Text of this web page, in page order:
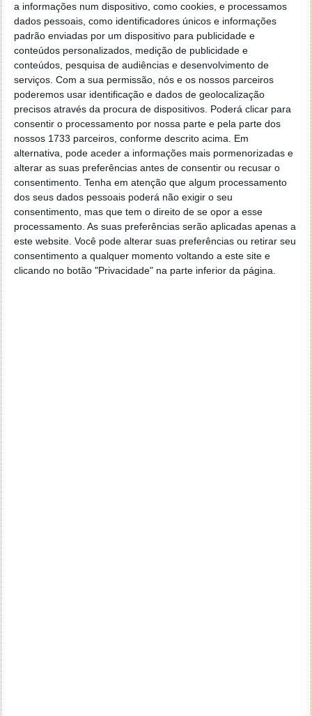
a informações num dispositivo, como cookies, e processamos
dados pessoais, como identificadores únicos e informações
padrão enviadas por um dispositivo para publicidade e
conteúdos personalizados, medição de publicidade e
conteúdos, pesquisa de audiências e desenvolvimento de
serviços. Com a sua permissão, nós e os nossos parceiros
poderemos usar identificação e dados de geolocalização
precisos através da procura de dispositivos. Poderá clicar para
consentir o processamento por nossa parte e pela parte dos
nossos 1733 parceiros, conforme descrito acima. Em
alternativa, pode aceder a informações mais pormenorizadas e
alterar as suas preferências antes de consentir ou recusar o
consentimento. Tenha em atenção que algum processamento
dos seus dados pessoais poderá não exigir o seu
consentimento, mas que tem o direito de se opor a esse
processamento. As suas preferências serão aplicadas apenas a
este website. Você pode alterar suas preferências ou retirar seu
consentimento a qualquer momento voltando a este site e
clicando no botão "Privacidade" na parte inferior da página.
Além de tudo aquilo que já garante, os criadores
estão a trabalhar na adição de um painel
fotovoltaico, para que seja, em certas situações,
autossuficiente.
O híbrido Hopper ainda não está disponível para
venda, uma vez que se encontra em processo de
desenvolvimento. Os gestores da Hopper Mobility
esperam ter os protótipos em 2022, e iniciar a
produção e entregas em 2023.
Leia também: